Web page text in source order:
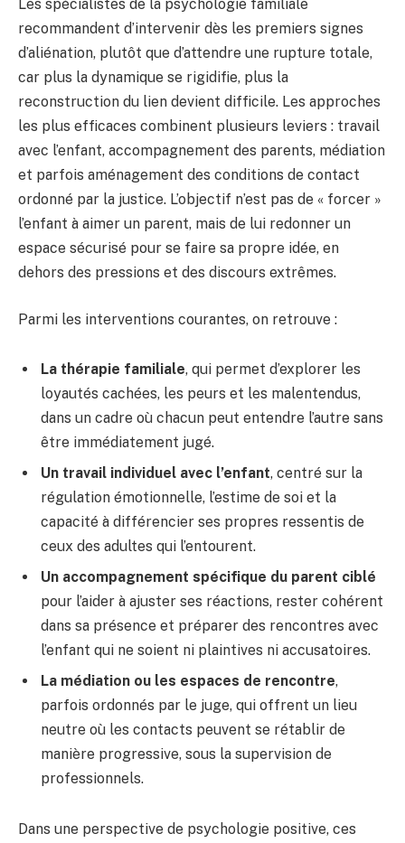
Les spécialistes de la psychologie familiale
recommandent d’intervenir dès les premiers signes
d’aliénation, plutôt que d’attendre une rupture totale,
car plus la dynamique se rigidifie, plus la
reconstruction du lien devient difficile. Les approches
les plus efficaces combinent plusieurs leviers : travail
avec l’enfant, accompagnement des parents, médiation
et parfois aménagement des conditions de contact
ordonné par la justice. L’objectif n’est pas de « forcer »
l’enfant à aimer un parent, mais de lui redonner un
espace sécurisé pour se faire sa propre idée, en
dehors des pressions et des discours extrêmes.
Parmi les interventions courantes, on retrouve :
La thérapie familiale, qui permet d’explorer les
loyautés cachées, les peurs et les malentendus,
dans un cadre où chacun peut entendre l’autre sans
être immédiatement jugé.
Un travail individuel avec l’enfant, centré sur la
régulation émotionnelle, l’estime de soi et la
capacité à différencier ses propres ressentis de
ceux des adultes qui l’entourent.
Un accompagnement spécifique du parent ciblé
pour l’aider à ajuster ses réactions, rester cohérent
dans sa présence et préparer des rencontres avec
l’enfant qui ne soient ni plaintives ni accusatoires.
La médiation ou les espaces de rencontre,
parfois ordonnés par le juge, qui offrent un lieu
neutre où les contacts peuvent se rétablir de
manière progressive, sous la supervision de
professionnels.
Dans une perspective de psychologie positive, ces